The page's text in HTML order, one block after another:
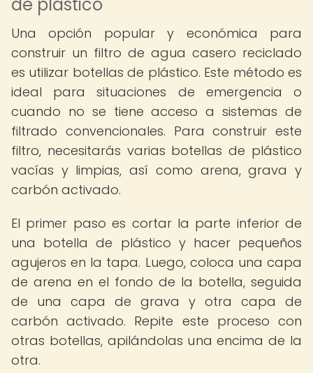
Una opción popular y económica para
construir un filtro de agua casero reciclado
es utilizar botellas de plástico. Este método es
ideal para situaciones de emergencia o
cuando no se tiene acceso a sistemas de
filtrado convencionales. Para construir este
filtro, necesitarás varias botellas de plástico
vacías y limpias, así como arena, grava y
carbón activado.
El primer paso es cortar la parte inferior de
una botella de plástico y hacer pequeños
agujeros en la tapa. Luego, coloca una capa
de arena en el fondo de la botella, seguida
de una capa de grava y otra capa de
carbón activado. Repite este proceso con
otras botellas, apilándolas una encima de la
otra.